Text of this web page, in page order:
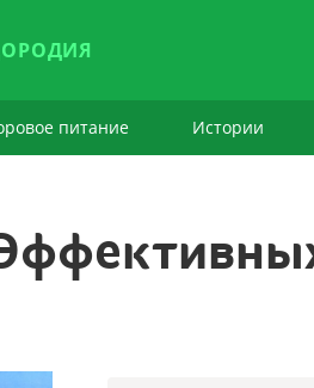
питание Истории